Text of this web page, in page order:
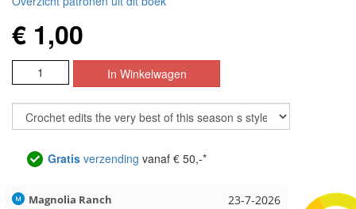
€ 1,00
Gratis verzending vanaf € 50,-*
23-7-2026
Magnolia Ranch Hilde uit